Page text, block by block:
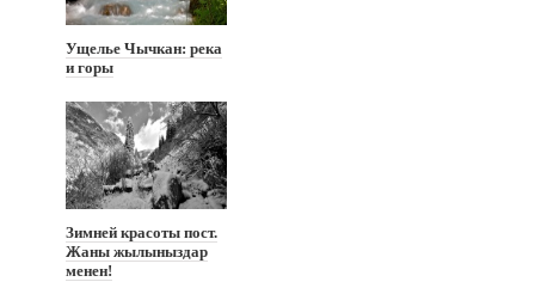
Ущелье Чычкан: река
и горы
Зимней красоты пост.
Жаны жылыныздар
менен!